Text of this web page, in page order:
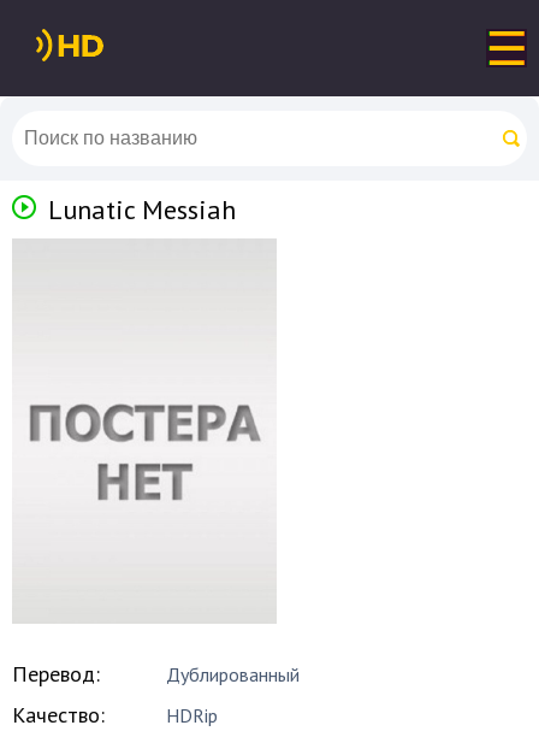
Lunatic Messiah
Перевод: Дублированный
Качество: HDRip